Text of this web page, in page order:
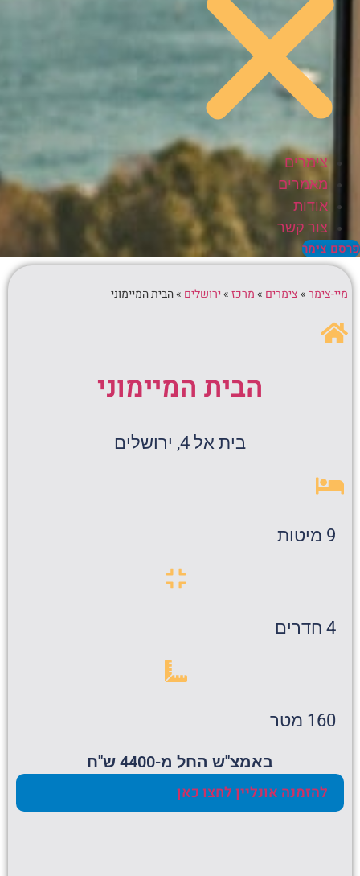
צימרים
מאמרים
אודות
צור קשר
צימר
מיי-צימר»צימרים» מרכז»ירושלים» הבית המיימוני
הבית המיימוני
בית אל 4, ירושלים
9 מיטות
4 חדרים
160 מטר
באמצ"ש החל מ-4400 ש"ח
להזמנה אונליין לחצו כאן